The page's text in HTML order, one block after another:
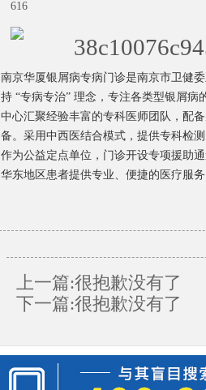
616
南京华厦银屑病专病门诊是南京市卫健
持 “专病专治” 理念，专注各类型银屑病
中心汇聚经验丰富的专科医师团队，配
备。采用中西医结合模式，提供专科检
作为公益定点单位，门诊开设专项援助
华东地区患者提供专业、便捷的医疗服务
上一篇:很抱歉没有了
下一篇:很抱歉没有了